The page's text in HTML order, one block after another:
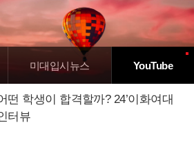
미대입시뉴스 YouTube
떤 학생이 합격할까? 24’이화여대
터뷰